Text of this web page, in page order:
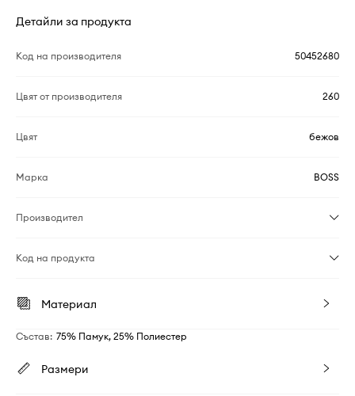
Детайли за продукта
Код на производителя 50452680
Цвят от производителя 260
Цвят бежов
Марка BOSS
Производител
Код на продукта
Материал
Състав: 75% Памук, 25% Полиестер
Размери